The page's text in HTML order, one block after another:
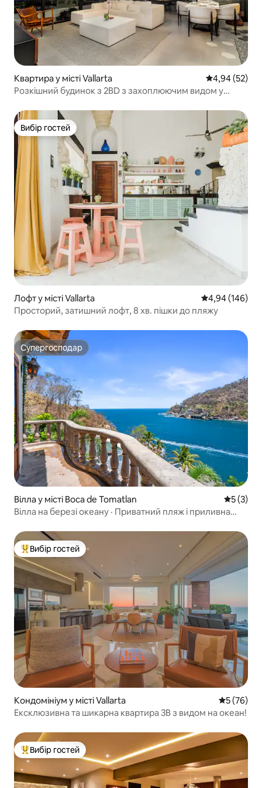
Квартира у місті Vallarta Середня
4,94 (52)
Розкішний будинок з 2BD з захоплюючим видом у
Вибір гостей
Вибір гостей
Лофт у місті Vallarta Середня
4,94 (146)
Просторий, затишний лофт, 8 хв. пішки до пляжу
Супергосподар
Супергосподар
Вілла у місті Boca de Tomatlan Середня
5 (3)
Вілла на березі океану · Приватний пляж і приливна
Топ вибір гостей
Вибір гостей
Кондомініум у місті Vallarta Середня
5 (76)
Ексклюзивна та шикарна квартира 3B з видом на океан!
Топ вибір гостей
Вибір гостей